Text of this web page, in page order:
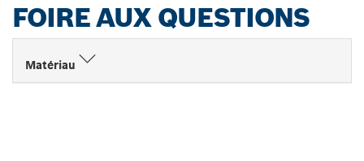
FOIRE AUX QUESTIONS
Matériau